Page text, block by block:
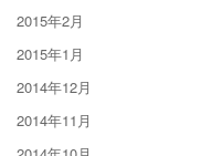
2015年2月
2015年1月
2014年12月
2014年11月